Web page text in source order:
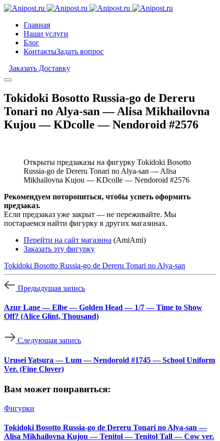
Главная
Наши услуги
Блог
КонтактыЗадать вопрос
Заказать Доставку
Tokidoki Bosotto Russia-go de Dereru
Tonari no Alya-san — Alisa Mikhailovna
Kujou — KDcolle — Nendoroid #2576
Открыты предзаказы на фигурку Tokidoki Bosotto
Russia-go de Dereru Tonari no Alya-san — Alisa
Mikhailovna Kujou — KDcolle — Nendoroid #2576
Рекомендуем поторопиться, чтобы успеть оформить
предзаказ.
Если предзаказ уже закрыт — не переживайте. Мы
постараемся найти фигурку в других магазинах.
Перейти на сайт магазина (AmiAmi)
Заказать эту фигурку
Tokidoki Bosotto Russia-go de Dereru Tonari no Alya-san
Предыдущая запись
Azur Lane — Elbe — Golden Head — 1/7 — Time to Show
Off? (Alice Glint, Thousand)
Следующая запись
Urusei Yatsura — Lum — Nendoroid #1745 — School Uniform
Ver. (Fine Clover)
Вам может понравиться:
Фигурки
Tokidoki Bosotto Russia-go de Dereru Tonari no Alya-san —
Alisa Mikhailovna Kujou — Tenitol — Tenitol Tall — Cow ver.